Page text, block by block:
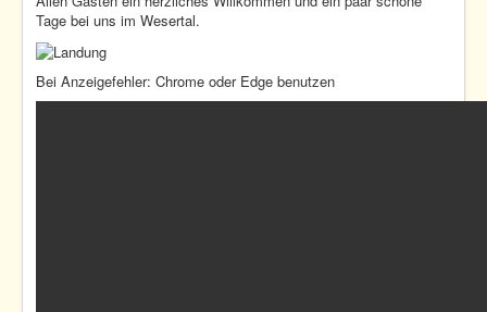
Tage bei uns im Wesertal.
Bei Anzeigefehler: Chrome oder Edge benutzen